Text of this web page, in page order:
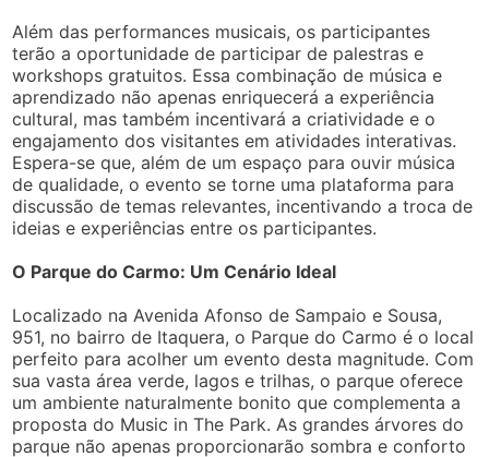
Além das performances musicais, os participantes
terão a oportunidade de participar de palestras e
workshops gratuitos. Essa combinação de música e
aprendizado não apenas enriquecerá a experiência
cultural, mas também incentivará a criatividade e o
engajamento dos visitantes em atividades interativas.
Espera-se que, além de um espaço para ouvir música
de qualidade, o evento se torne uma plataforma para
discussão de temas relevantes, incentivando a troca de
ideias e experiências entre os participantes.
O Parque do Carmo: Um Cenário Ideal
Localizado na Avenida Afonso de Sampaio e Sousa,
951, no bairro de Itaquera, o Parque do Carmo é o local
perfeito para acolher um evento desta magnitude. Com
sua vasta área verde, lagos e trilhas, o parque oferece
um ambiente naturalmente bonito que complementa a
proposta do Music in The Park. As grandes árvores do
parque não apenas proporcionarão sombra e conforto